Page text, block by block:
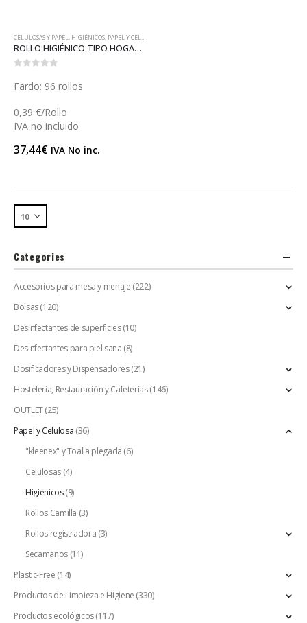
CELULOSAS Y PAPEL, HIGIÉNICOS, PAPEL Y CELULOSAS
ROLLO HIGIÉNICO TIPO HOGAR MAXI (R003)
Fardo: 96 rollos
0,39 €/Rollo
IVA no incluido
37,44€ IVA No inc.
Categories
Accesorios para mesa y menaje (222)
Bolsas(120)
Desinfectantes de superficies (10)
Desinfectantes para piel sana (8)
Dosificadores y Dispensadores (21)
Hostelería, Restauración y Cafeterías(146)
OUTLET(25)
Papel y Celulosa (36)
"kleenex" y Toalla plegada (6)
Celulosas (4)
Higiénicos (9)
Rollos Camilla (3)
Rollos registradora (3)
Secamanos (11)
Plastic-Free (14)
Productos de Limpieza e Higiene (330)
Productos ecológicos(117)